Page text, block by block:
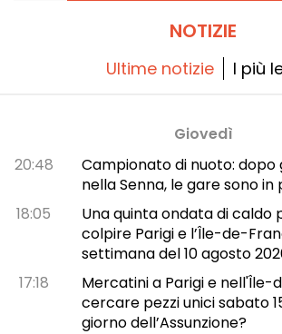
NOTIZIE
Ultime notizie I più
Giovedì
20:48
Campionato di nuoto: dopo
nella Senna, le gare sono in
18:05
Una quinta ondata di caldo
colpire Parigi e l’Île-de-
settimana del 10 agosto
17:18
Mercatini a Parigi e nell'Île-
cercare pezzi unici sabato
giorno dell’Assunzione?